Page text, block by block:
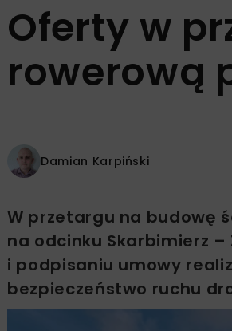
Oferty w
rowerową
Damian Karpiński
W przetargu na budowę
na odcinku Skarbimierz –
i podpisaniu umowy
bezpieczeństwo ruchu